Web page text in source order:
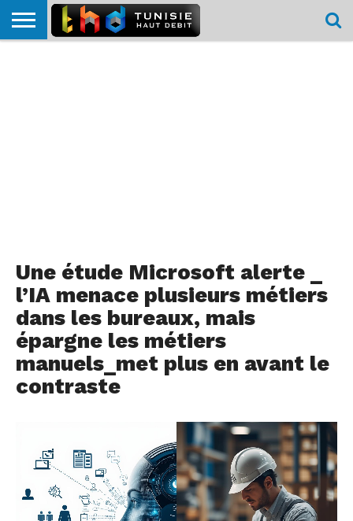
Une étude Microsoft alerte _
l’IA menace plusieurs métiers
dans les bureaux, mais
épargne les métiers
manuels_met plus en avant le
contraste